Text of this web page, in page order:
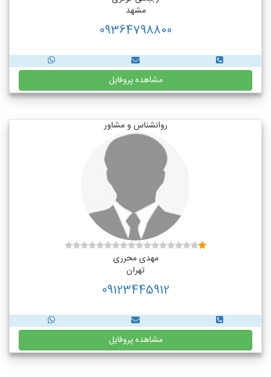
مشهد
09364798800
مشاهده پروفایل
روانشناس و مشاور
مهدی محرری
تهران
09123445912
مشاهده پروفایل